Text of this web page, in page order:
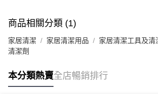
商品相關分類 (1)
家居清潔 家居清潔用品 家居清潔工具及清
清潔劑
本分類熱賣全店暢銷排行